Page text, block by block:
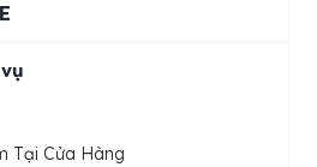
Tại Cửa Hàng